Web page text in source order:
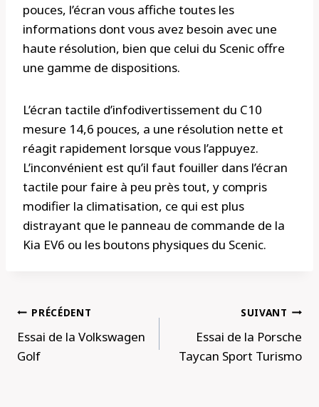
pouces, l’écran vous affiche toutes les
informations dont vous avez besoin avec une
haute résolution, bien que celui du Scenic offre
une gamme de dispositions.
L’écran tactile d’infodivertissement du C10
mesure 14,6 pouces, a une résolution nette et
réagit rapidement lorsque vous l’appuyez.
L’inconvénient est qu’il faut fouiller dans l’écran
tactile pour faire à peu près tout, y compris
modifier la climatisation, ce qui est plus
distrayant que le panneau de commande de la
Kia EV6 ou les boutons physiques du Scenic.
Navigation
de
l’article
PRÉCÉDENT
Essai de la Volkswagen
Golf
SUIVANT
Essai de la Porsche
Taycan Sport Turismo